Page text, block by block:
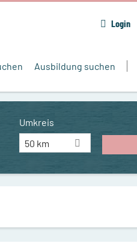
Login
Ausbildung suchen
Umkreis
50 km